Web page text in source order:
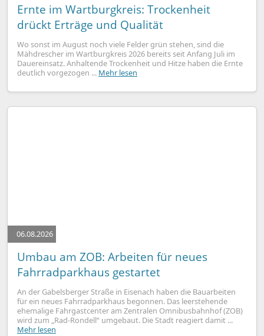
Ernte im Wartburgkreis: Trockenheit
drückt Erträge und Qualität
Wo sonst im August noch viele Felder grün stehen, sind die
Mähdrescher im Wartburgkreis 2026 bereits seit Anfang Juli im
Dauereinsatz. Anhaltende Trockenheit und Hitze haben die Ernte
deutlich vorgezogen ... Mehr lesen
06.08.2026
Umbau am ZOB: Arbeiten für neues
Fahrradparkhaus gestartet
An der Gabelsberger Straße in Eisenach haben die Bauarbeiten
für ein neues Fahrradparkhaus begonnen. Das leerstehende
ehemalige Fahrgastcenter am Zentralen Omnibusbahnhof (ZOB)
wird zum „Rad-Rondell“ umgebaut. Die Stadt reagiert damit ...
Mehr lesen